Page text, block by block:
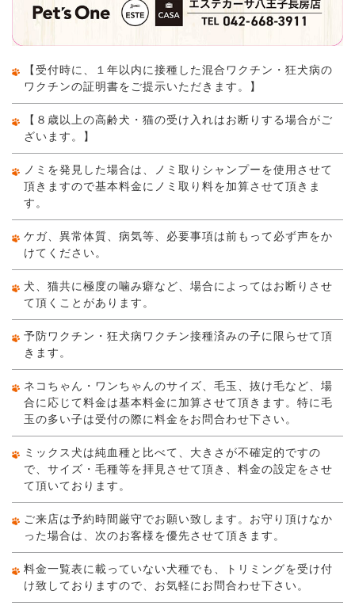
【受付時に、１年以内に接種した混合ワクチン・狂犬病の
ワクチンの証明書をご提示いただきます。】
【８歳以上の高齢犬・猫の受け入れはお断りする場合がご
ざいます。】
ノミを発見した場合は、ノミ取りシャンプーを使用させて
頂きますので基本料金にノミ取り料を加算させて頂きま
す。
ケガ、異常体質、病気等、必要事項は前もって必ず声をか
けてください。
犬、猫共に極度の噛み癖など、場合によってはお断りさせ
て頂くことがあります。
予防ワクチン・狂犬病ワクチン接種済みの子に限らせて頂
きます。
ネコちゃん・ワンちゃんのサイズ、毛玉、抜け毛など、場
合に応じて料金は基本料金に加算させて頂きます。特に毛
玉の多い子は受付の際に料金をお問合わせ下さい。
ミックス犬は純血種と比べて、大きさが不確定的ですの
で、サイズ・毛種等を拝見させて頂き、料金の設定をさせ
て頂いております。
ご来店は予約時間厳守でお願い致します。お守り頂けなか
った場合は、次のお客様を優先させて頂きます。
料金一覧表に載っていない犬種でも、トリミングを受け付
け致しておりますので、お気軽にお問合わせ下さい。